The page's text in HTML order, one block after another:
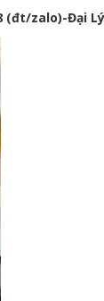
(đt/zalo)-Đại